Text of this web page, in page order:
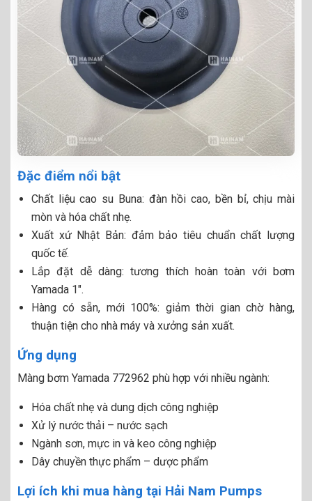
Đặc điểm nổi bật
Chất liệu cao su Buna: đàn hồi cao, bền bỉ, chịu mài
mòn và hóa chất nhẹ.
Xuất xứ Nhật Bản: đảm bảo tiêu chuẩn chất lượng
quốc tế.
Lắp đặt dễ dàng: tương thích hoàn toàn với bơm
Yamada 1″.
Hàng có sẵn, mới 100%: giảm thời gian chờ hàng,
thuận tiện cho nhà máy và xưởng sản xuất.
Ứng dụng
Màng bơm Yamada 772962 phù hợp với nhiều ngành:
Hóa chất nhẹ và dung dịch công nghiệp
Xử lý nước thải – nước sạch
Ngành sơn, mực in và keo công nghiệp
Dây chuyền thực phẩm – dược phẩm
Lợi ích khi mua hàng tại Hải Nam Pumps